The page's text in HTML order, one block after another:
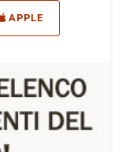
APPLE